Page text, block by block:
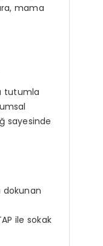
mama
tutumla
sayesinde
dokunan
ile sokak